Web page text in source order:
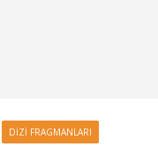
DIZI FRAGMANLARI